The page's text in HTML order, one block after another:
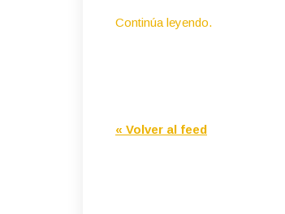
Continúa leyendo.
« Volver al feed